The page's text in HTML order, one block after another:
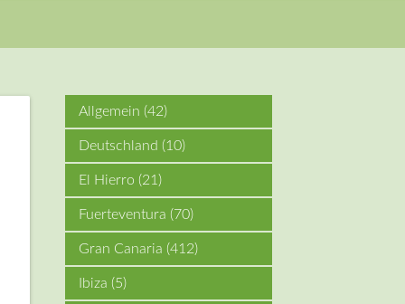
Allgemein (42)
Deutschland (10)
El Hierro (21)
Fuerteventura (70)
Gran Canaria (412)
Ibiza (5)